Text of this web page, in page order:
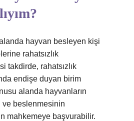
hayvan besleyen kişi
rahatsızlık
takdirde, rahatsızlık
endişe duyan birim
alanda hayvanların
ve beslenmesinin
mahkemeye başvurabilir.